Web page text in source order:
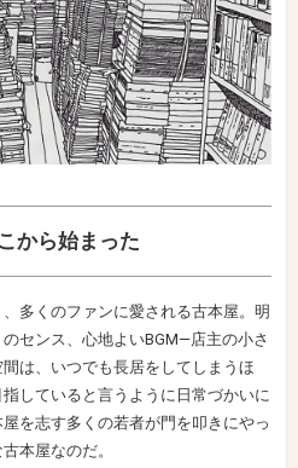
から始まった
多くのファンに愛される古本屋。明
センス、心地よいBGM—店主の小さ
は、いつでも長居をしてしまうほ
していると言うように日常づかいに
を志す多くの若者が門を叩きにやっ
本屋なのだ。